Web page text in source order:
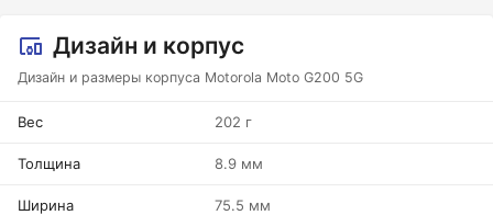
Дизайн и корпус
Дизайн и размеры корпуса Motorola Moto G200 5G
Вес 202 г
Толщина 8.9 мм
Ширина 75.5 мм